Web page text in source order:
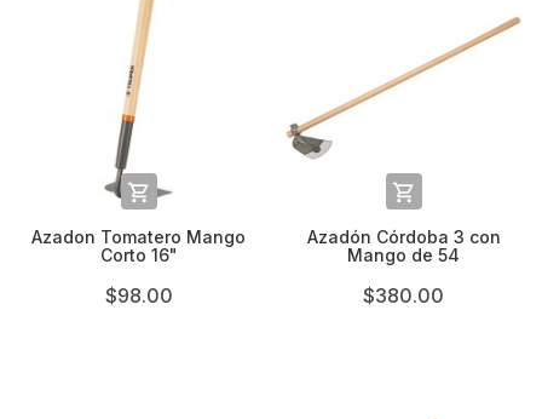

Azadon Tomatero Mango
Corto 16"
$98.00

Azadón Córdoba 3 con
Mango de 54
$380.00